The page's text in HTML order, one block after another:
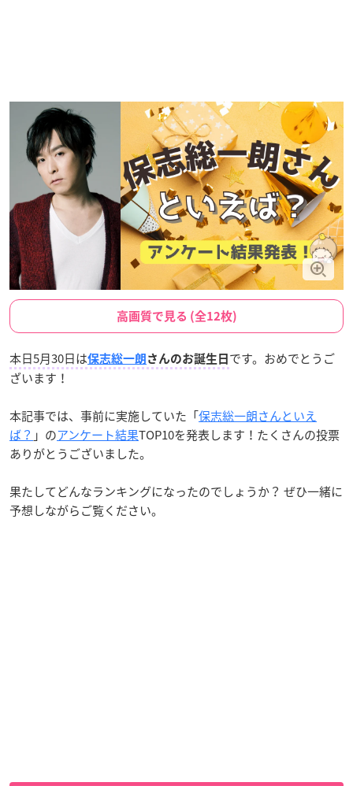
高画質で見る (全12枚)
本日5月30日は保志総一朗 さんのお誕生日 です。おめでとうご
ざいます！
本記事では、事前に実施していた「保志総一朗さんといえ
ば？ 」のアンケート結果TOP10を発表します！たくさんの投票
ありがとうございました。
果たしてどんなランキングになったのでしょうか？ ぜひ一緒に
予想しながらご覧ください。